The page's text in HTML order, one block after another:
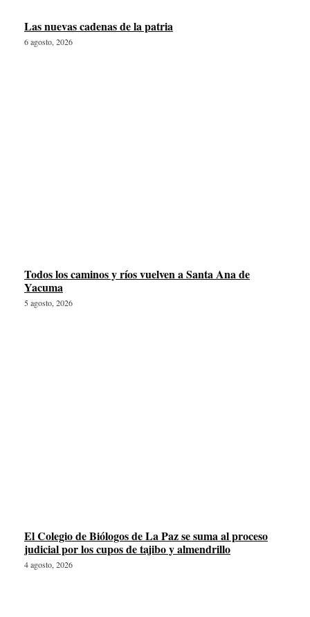
Las nuevas cadenas de la patria
6 agosto, 2026
Todos los caminos y ríos vuelven a Santa Ana de
Yacuma
5 agosto, 2026
El Colegio de Biólogos de La Paz se suma al proceso
judicial por los cupos de tajibo y almendrillo
4 agosto, 2026